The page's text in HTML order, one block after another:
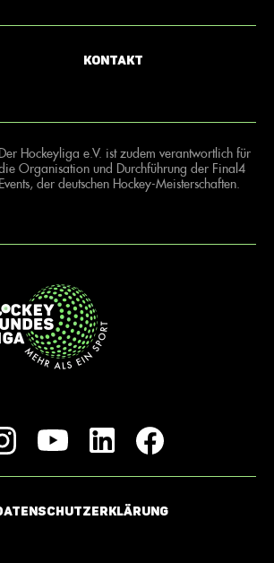
Kontakt
Der Hockeyliga e.V. ist zudem verantwortlich für
Organisation und Durchführung der Final4
Events, der deutschen Hockey-Meisterschaften.